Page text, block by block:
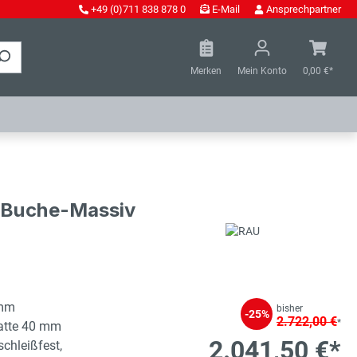
+49 (0)711 838 878 0 E-Mail Ansprechpartner
Merken Mein Konto 0,00 €*
Massiv
40 mm
-25% bisher
2.722,00 €*
2.041,50 €*